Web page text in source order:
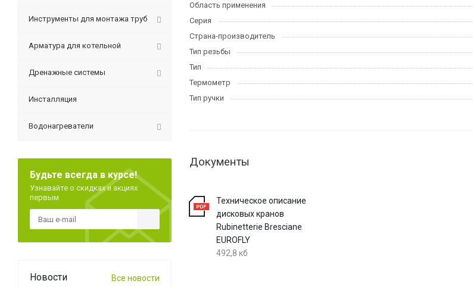
Область применения
Серия
Страна-производитель
Тип резьбы
Тип
Термометр
Тип ручки
Документы
Техническое описание
дисковых кранов
Rubinetterie Bresciane
EUROFLY
492,8 кб
Инструменты для монтажа труб
Арматура для котельной
Дренажные системы
Инсталляция
Водонагреватели
Будьте всегда в курсе!
Узнавайте о скидках и акциях
первым
Новости Все новости